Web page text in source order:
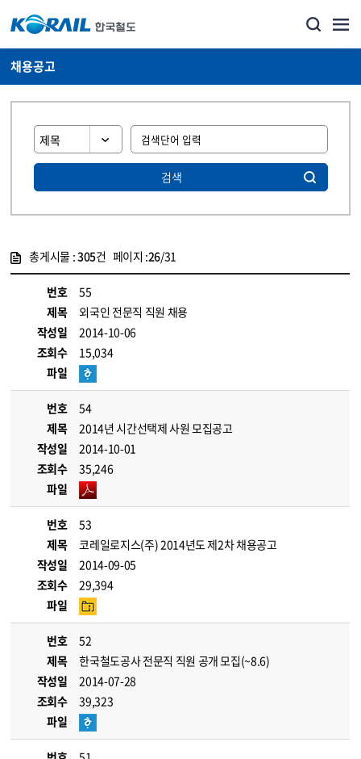
채용공고
검색
총게시물 :305건 페이지 :26/31
번호
55
제목
외국인 전문직 직원 채용
작성일
2014-10-06
조회수
15,034
파일
번호
54
제목
2014년 시간선택제 사원 모집공고
작성일
2014-10-01
조회수
35,246
파일
번호
53
제목
코레일로지스(주) 2014년도 제2차 채용공고
작성일
2014-09-05
조회수
29,394
파일
번호
52
제목
한국철도공사 전문직 직원 공개 모집(~8.6)
작성일
2014-07-28
조회수
39,323
파일